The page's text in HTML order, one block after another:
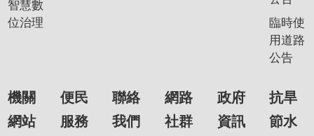
智慧數
位治理
臨時使
用道路
公告
機關
網站
便民
服務
聯絡
我們
網路
社群
政府
資訊
抗旱
節水